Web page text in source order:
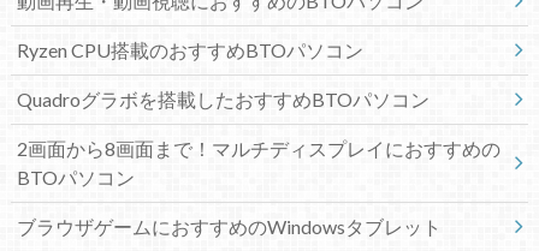
Ryzen CPU搭載のおすすめBTOパソコン
Quadroグラボを搭載したおすすめBTOパソコン
2画面から8画面まで！マルチディスプレイにおすすめの
BTOパソコン
ブラウザゲームにおすすめのWindowsタブレット